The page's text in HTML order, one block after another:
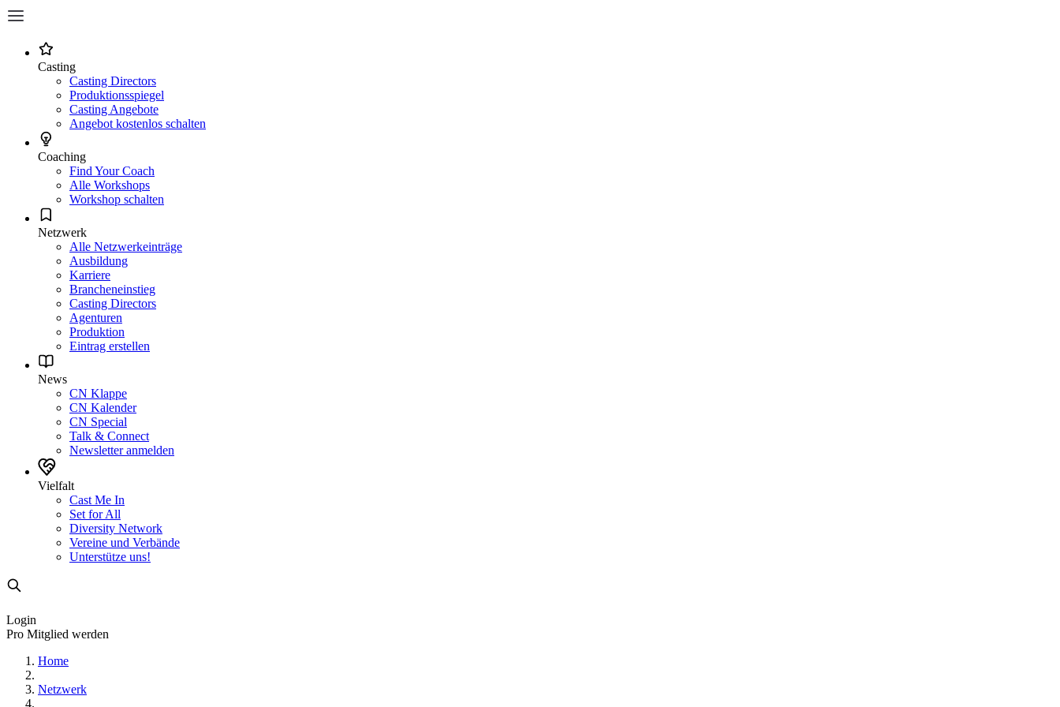
Casting
Casting Directors
Produktionsspiegel
Casting Angebote
Angebot kostenlos schalten
Coaching
Find Your Coach
Alle Workshops
Workshop schalten
Netzwerk
Alle Netzwerkeinträge
Ausbildung
Karriere
Brancheneinstieg
Casting Directors
Agenturen
Produktion
Eintrag erstellen
News
CN Klappe
CN Kalender
CN Special
Talk & Connect
Newsletter anmelden
Vielfalt
Cast Me In
Set for All
Diversity Network
Vereine und Verbände
Unterstütze uns!
Login
Pro Mitglied werden
Home
Netzwerk